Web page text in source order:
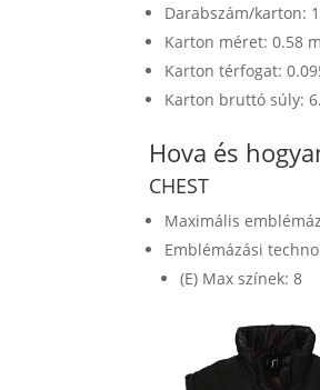
Darabszám/karton:
Karton méret: 0.58
Karton térfogat:
Karton bruttó súly:
Hova és
CHEST
Maximális
Emblémázási
(E) Max színek: 8